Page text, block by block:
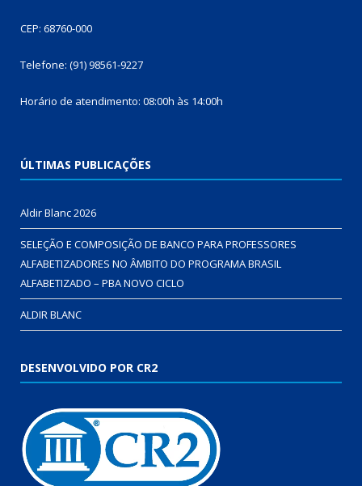
CEP: 68760-000
Telefone: (91) 98561-9227
Horário de atendimento: 08:00h às 14:00h
ÚLTIMAS PUBLICAÇÕES
Aldir Blanc 2026
SELEÇÃO E COMPOSIÇÃO DE BANCO PARA PROFESSORES
ALFABETIZADORES NO ÂMBITO DO PROGRAMA BRASIL
ALFABETIZADO – PBA NOVO CICLO
ALDIR BLANC
DESENVOLVIDO POR CR2